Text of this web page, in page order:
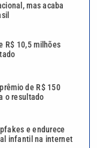
mas acaba
R$ 10,5 milhões
de R$ 150
o resultado
e endurece
infantil na internet